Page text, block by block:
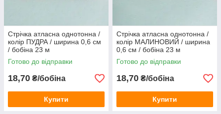
Стрічка атласна однотонна /
колір ПУДРА / ширина 0,6 см
/ бобіна 23 м
Готово до відправки
18,70 ₴/бобіна
Купити
Стрічка атласна однотонна /
колір МАЛИНОВИЙ / ширина
0,6 см / бобіна 23 м
Готово до відправки
18,70 ₴/бобіна
Купити